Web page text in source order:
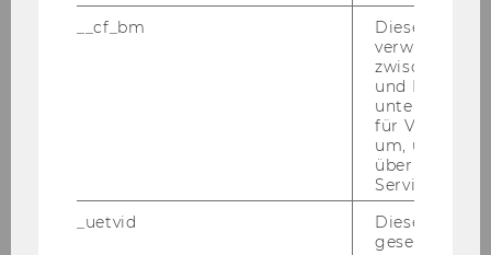
management positions. Therefore qualified
women are strongly encouraged to apply. In
case of equal qualification, female candidates
will be given preference. WU has established a
<link https: www.wu.ac.at en the-university
organizational-structure representative-groups
gleichbehandlungsfragen>Committee for
Equal Treatment, which is involved in all
__cf_bm
Dieses
verwendet,
zwischen
und Bots zu
für Vimeo
um, um
über die
Service zu
_uetvid
Dieses
gesetzt, um